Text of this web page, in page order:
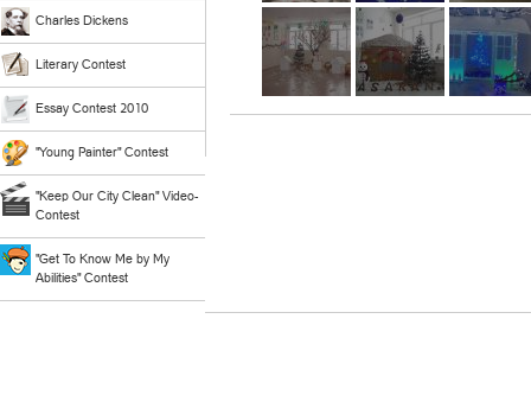
Charles Dickens
Literary Contest
Essay Contest 2010
"Young Painter" Contest
"Keep Our City Clean" Video-
Contest
"Get To Know Me by My
Abilities" Contest